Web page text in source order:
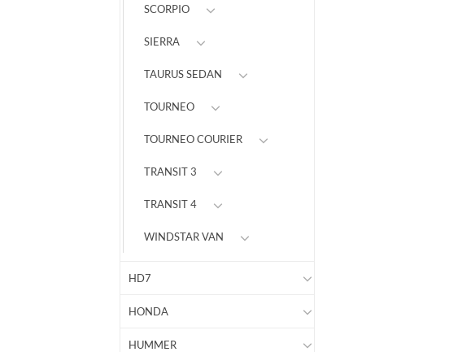
SCORPIO
SIERRA
TAURUS SEDAN
TOURNEO
TOURNEO COURIER
TRANSIT 3
TRANSIT 4
WINDSTAR VAN
HD7
HONDA
HUMMER